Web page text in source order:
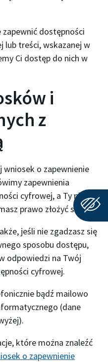
dostępności
treści, wskazanej w
Ci dostęp do nich w
i
z
o zapewnienie
zapewnienia
cyfrowej, a Ty nie
prawo złożyć skargę.
jeśli nie zgadzasz się
sposobu dostępu,
odpowiedzi na Twój
cyfrowej.
bądź mailowo
(dane
które można znaleźć
o zapewnienie